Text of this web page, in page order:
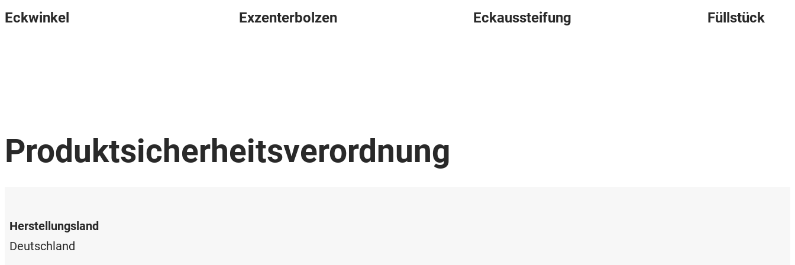
Eckwinkel Exzenterbolzen Eckaussteifung Füllstück
Produktsicherheitsverordnung
Herstellungsland
Deutschland